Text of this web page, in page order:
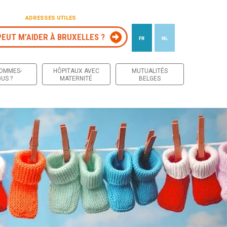
ADRESSES UTILES
M’AIDER À BRUXELLES ? FR NL
?
HÔPITAUX AVEC
MATERNITÉ
MUTUALITÉS
BELGES